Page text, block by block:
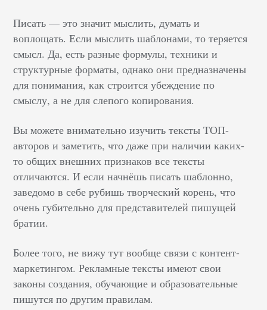
Писать — это значит мыслить, думать и
воплощать. Если мыслить шаблонами, то теряется
смысл. Да, есть разные формулы, техники и
структурные форматы, однако они предназначены
для понимания, как строится убеждение по
смыслу, а не для слепого копирования.
Вы можете внимательно изучить тексты ТОП-
авторов и заметить, что даже при наличии каких-
то общих внешних признаков все тексты
отличаются. И если начнёшь писать шаблонно,
заведомо в себе рубишь творческий корень, что
очень губительно для представителей пишущей
братии.
Более того, не вижу тут вообще связи с контент-
маркетингом. Рекламные тексты имеют свои
законы создания, обучающие и образовательные
пишутся по другим правилам.